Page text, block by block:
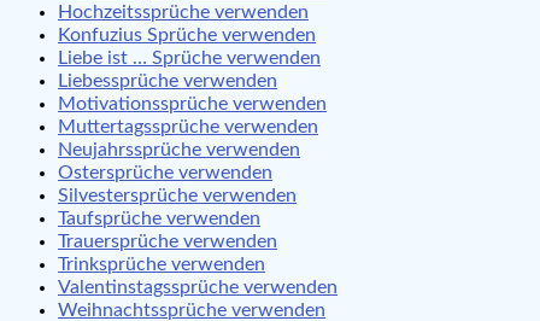
Hochzeitssprüche verwenden
Konfuzius Sprüche verwenden
Liebe ist … Sprüche verwenden
Liebessprüche verwenden
Motivationssprüche verwenden
Muttertagssprüche verwenden
Neujahrssprüche verwenden
Ostersprüche verwenden
Silvestersprüche verwenden
Taufsprüche verwenden
Trauersprüche verwenden
Trinksprüche verwenden
Valentinstagssprüche verwenden
Weihnachtssprüche verwenden